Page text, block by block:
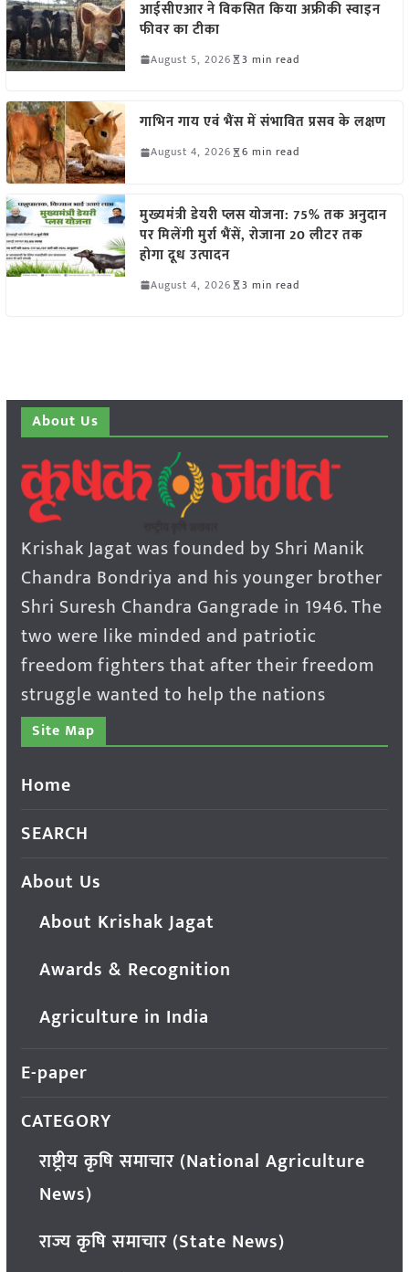
आईसीएआर ने विकसित किया अफ्रीकी स्वाइन
फीवर का टीका
August 5, 2026 3 min read
गाभिन गाय एवं भैंस में संभावित प्रसव के लक्षण
August 4, 2026 6 min read
मुख्यमंत्री डेयरी प्लस योजना: 75% तक अनुदान
पर मिलेंगी मुर्रा भैंसें, रोजाना 20 लीटर तक
होगा दूध उत्पादन
August 4, 2026 3 min read
About Us
Krishak Jagat was founded by Shri Manik
Chandra Bondriya and his younger brother
Shri Suresh Chandra Gangrade in 1946. The
two were like minded and patriotic
freedom fighters that after their freedom
struggle wanted to help the nations
Site Map
Home
SEARCH
About Us
About Krishak Jagat
Awards & Recognition
Agriculture in India
E-paper
CATEGORY
राष्ट्रीय कृषि समाचार (National Agriculture
News)
राज्य कृषि समाचार (State News)